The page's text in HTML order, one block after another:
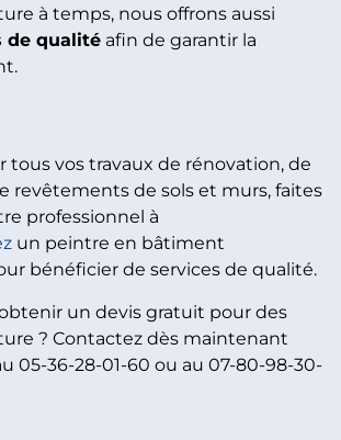
à temps, nous offrons aussi
de qualité afin de garantir la
tous vos travaux de rénovation, de
revêtements de sols et murs, faites
professionnel à
un peintre en bâtiment
bénéficier de services de qualité.
un devis gratuit pour des
? Contactez dès maintenant
05-36-28-01-60 ou au 07-80-98-30-